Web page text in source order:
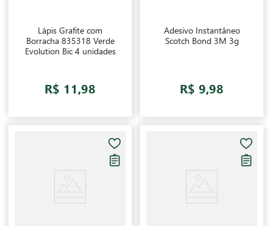
Lápis Grafite com
Borracha 835318 Verde
Evolution Bic 4 unidades
R$ 11,98
Adesivo Instantâneo
Scotch Bond 3M 3g
R$ 9,98